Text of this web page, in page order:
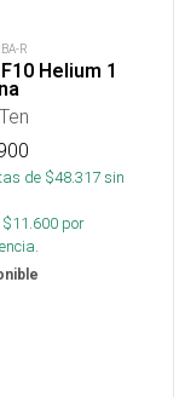
R
Helium 1
de $48.317sin
$11.600 por